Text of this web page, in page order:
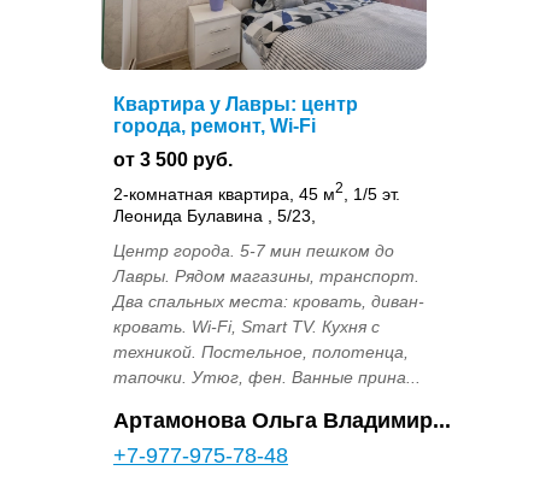
Квартира у Лавры: центр
города, ремонт, Wi-Fi
от 3 500 руб.
2-комнатная квартира, 45 м2
, 1/5 эт.
Леонида Булавина , 5/23,
Центр города. 5-7 мин пешком до
Лавры. Рядом магазины, транспорт.
Два спальных места: кровать, диван-
кровать. Wi-Fi, Smart TV. Кухня с
техникой. Постельное, полотенца,
тапочки. Утюг, фен. Ванные прина...
Артамонова Ольга Владимир...
+7-977-975-78-48